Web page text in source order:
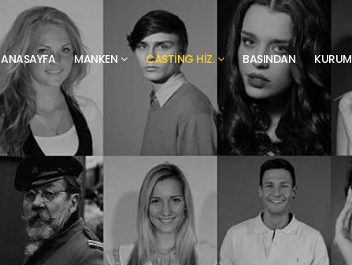
ANASAYFA MANKEN CASTING HIZ. BASINDAN